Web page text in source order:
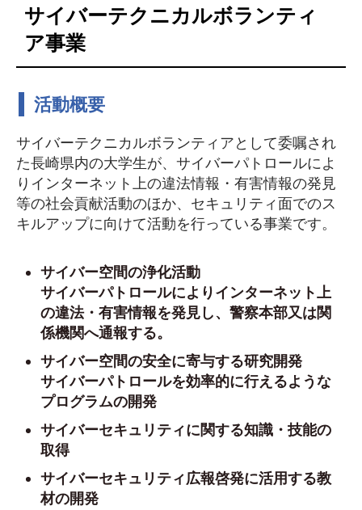
サイバーテクニカルボランティ
ア事業
活動概要
サイバーテクニカルボランティアとして委嘱され
た長崎県内の大学生が、サイバーパトロールによ
りインターネット上の違法情報・有害情報の発見
等の社会貢献活動のほか、セキュリティ面でのス
キルアップに向けて活動を行っている事業です。
サイバー空間の浄化活動
サイバーパトロールによりインターネット上
の違法・有害情報を発見し、警察本部又は関
係機関へ通報する。
サイバー空間の安全に寄与する研究開発
サイバーパトロールを効率的に行えるような
プログラムの開発
サイバーセキュリティに関する知識・技能の
取得
サイバーセキュリティ広報啓発に活用する教
材の開発